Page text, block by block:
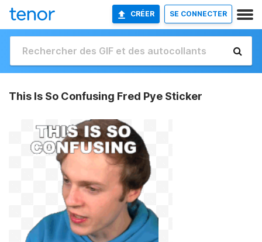
CRÉER SE CONNECTER
This Is So Confusing Fred Pye Sticker